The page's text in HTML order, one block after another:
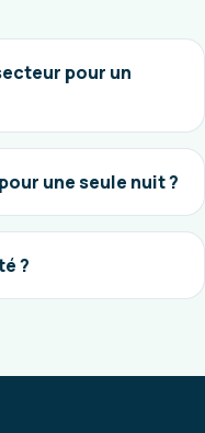
pour un
une seule nuit ?
?